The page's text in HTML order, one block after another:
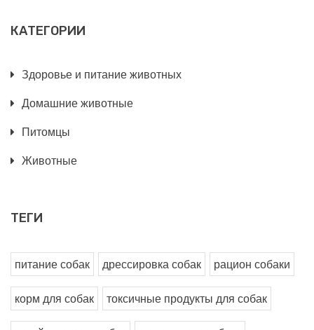
КАТЕГОРИИ
Здоровье и питание животных
Домашние животные
Питомцы
Животные
ТЕГИ
питание собак дрессировка собак рацион собаки
корм для собак токсичные продукты для собак